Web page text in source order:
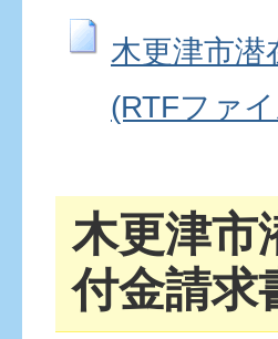
木更津市潜
(RTFファ
木更津市
付金請求